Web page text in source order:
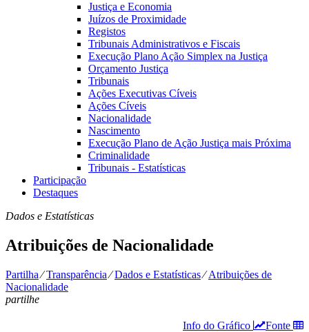
Justiça e Economia
Juízos de Proximidade
Registos
Tribunais Administrativos e Fiscais
Execução Plano Ação Simplex na Justiça
Orçamento Justiça
Tribunais
Ações Executivas Cíveis
Ações Cíveis
Nacionalidade
Nascimento
Execução Plano de Ação Justiça mais Próxima
Criminalidade
Tribunais - Estatísticas
Participação
Destaques
Dados e Estatísticas
Atribuições de Nacionalidade
Partilha⁄Transparência⁄Dados e Estatísticas⁄Atribuições de
Nacionalidade
partilhe
Fonte
Info do Gráfico